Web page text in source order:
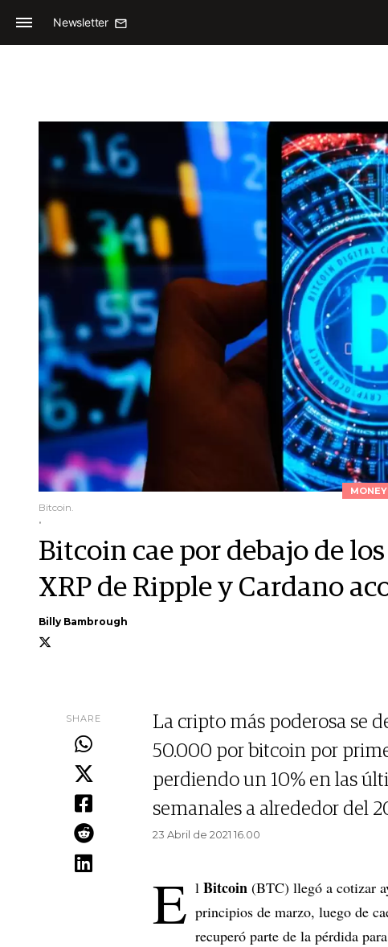
Newsletter
MONEY
Bitcoin.
.
Bitcoin cae por debajo de
XRP de Ripple y Cardano
Billy Bambrough
SHARE
La cripto más poderosa se
50.000 por bitcoin por
perdiendo un 10% en las
semanales a alrededor del
23 Abril de 2021 16.00
E l Bitcoin (BTC) llegó a cotizar
principios de marzo, luego de
recuperó parte de la pérdida